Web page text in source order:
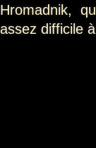
Hromadnik,
assez difficile